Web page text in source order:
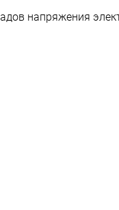
напряжения